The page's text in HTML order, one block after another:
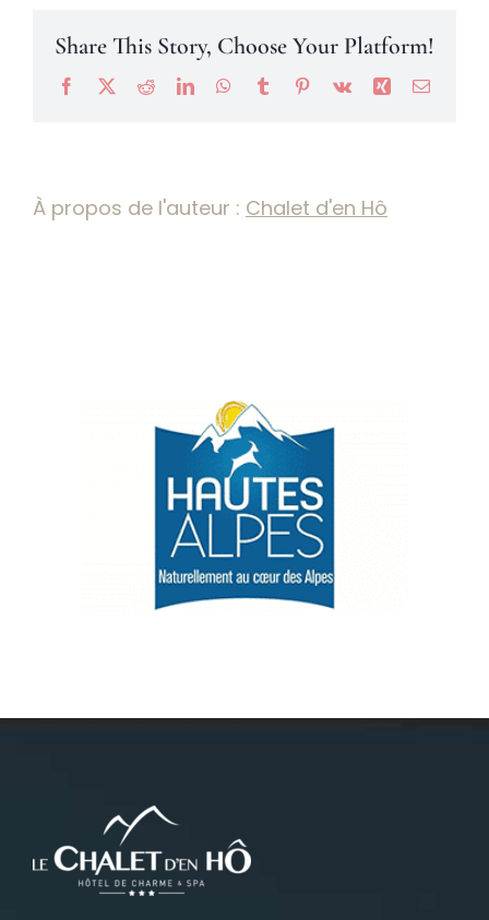
Share This Story, Choose Your Platform!
Facebook
X RedditLinkedInWhatsApp
TumblrPinterest
Vk Xing Email
À propos de l'auteur : Chalet d'en Hô